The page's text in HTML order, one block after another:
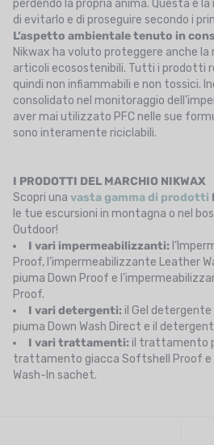
perdendo la propria anima. Questa è
di evitarlo e di proseguire secondo i
L’aspetto ambientale tenuto in
Nikwax ha voluto proteggere anche
articoli ecosostenibili. Tutti i prodotti
quindi non infiammabili e non tossici.
consolidato nel monitoraggio
aver mai utilizzato PFC nelle sue
sono interamente riciclabili.
I PRODOTTI DEL MARCHIO NIKWAX
Scopri una vasta gamma di prodotti
le tue escursioni in montagna o nel
Outdoor!
I vari impermeabilizzanti:
Proof, l’impermeabilizzante Leather
piuma Down Proof e
Proof.
I vari detergenti: il Gel
piuma Down Wash Direct e il
I vari trattamenti: il trattamento
trattamento giacca Softshell Proof
Wash-In sachet.